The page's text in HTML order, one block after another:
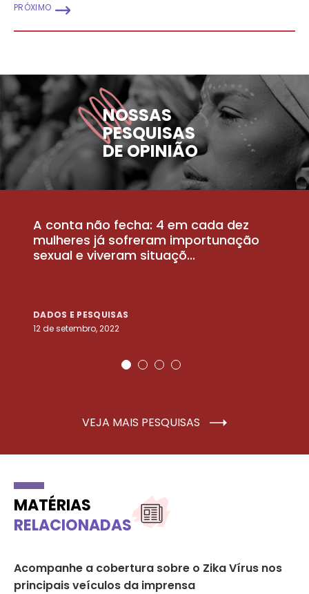
PRÓXIMO
NOSSAS
PESQUISAS
DE OPINIÃO
A conta não fecha: 4 em cada dez
mulheres já sofreram importunação
sexual e viveram situaçõ...
DADOS E PESQUISAS
12 de setembro, 2022
VEJA MAIS PESQUISAS
MATÉRIAS
RELACIONADAS
Acompanhe a cobertura sobre o Zika Vírus nos
principais veículos da imprensa